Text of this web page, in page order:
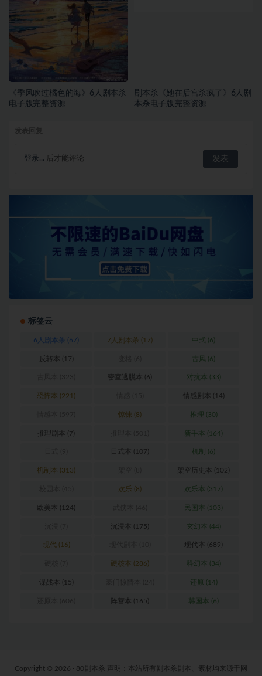
《季风吹过橘色的海》6人剧本杀
电子版完整资源
剧本杀《她在后宫杀疯了》6人剧
本杀电子版完整资源
登录... 后才能评论
标签云
6人剧本杀 (67) 7人剧本杀 (17) 中式 (6)
反转本 (17) 古风 (6)
密室逃脱本 (6) 对抗本 (33)
恐怖本 (221) 情感剧本 (14)
惊悚 (8) 推理 (30)
推理剧本 (7) 新手本 (164)
日式本 (107) 机制 (6)
机制本 (313) 架空历史本 (102)
欢乐 (8) 欢乐本 (317)
欧美本 (124) 民国本 (103)
沉浸本 (175) 玄幻本 (44)
现代 (16) 现代本 (689)
硬核本 (286) 科幻本 (34)
谍战本 (15) 还原 (14)
阵营本 (165) 韩国本 (6)
Copyright © 2026 · 80剧本杀 声明：本站所有剧本杀剧本、素材均来源于网